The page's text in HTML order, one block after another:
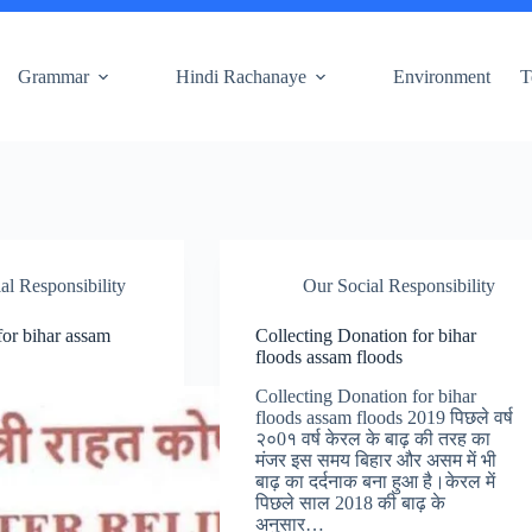
Grammar Hindi Rachanaye Environment
Responsibility
bihar assam
Our Social Responsibility
Collecting Donation for bihar
floods assam floods
Collecting Donation for bihar
floods assam floods 2019 पिछले वर्ष
२०0१ वर्ष केरल के बाढ़ की तरह का
मंजर इस समय बिहार और असम में भी
बाढ़ का दर्दनाक बना हुआ है।केरल में
पिछले साल 2018 की बाढ़ के
अनुसार…